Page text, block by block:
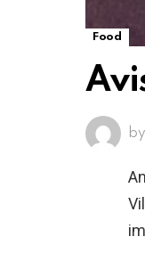
Food
by